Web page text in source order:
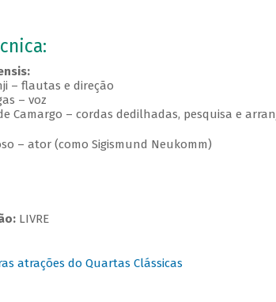
– flautas e direção
– voz
Camargo – cordas dedilhadas, pesquisa e
– ator (como Sigismund Neukomm)
LIVRE
atrações do Quartas Clássicas